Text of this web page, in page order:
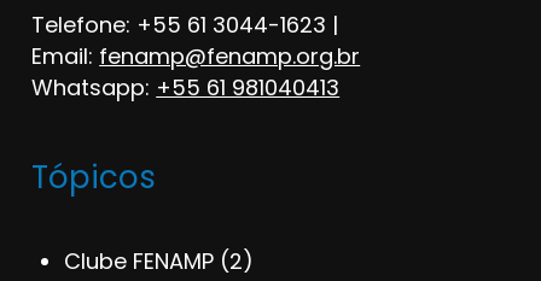
Telefone: +55 61 3044-1623 |
Email: fenamp@fenamp.org.br
Whatsapp: +55 61 981040413
Tópicos
Clube FENAMP (2)